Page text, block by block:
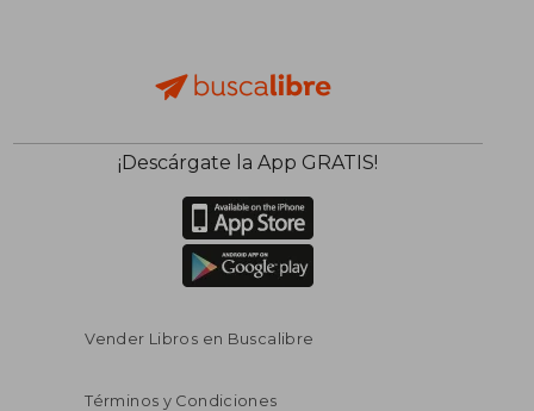
$ 94.10
¡Descárgate la App GRATIS!
Vender Libros en Buscalibre
Términos y Condiciones